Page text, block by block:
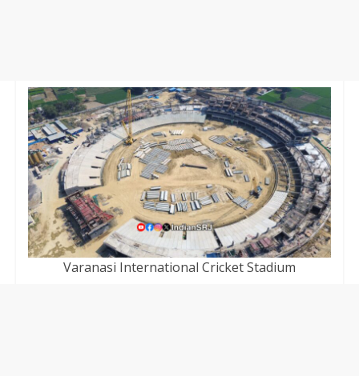
Varanasi International Cricket Stadium